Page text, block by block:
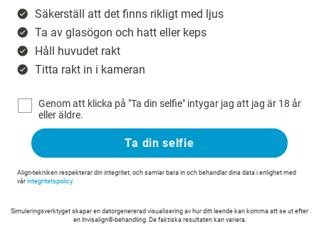
Säkerställ att det finns rikligt med ljus
Ta av glasögon och hatt eller keps
Håll huvudet rakt
Titta rakt in i kameran
Genom att klicka på "Ta din selfie" intygar jag att jag är 18 år
eller äldre.
Ta din selfie
Align-tekniken respekterar din integritet, och samlar bara in och behandlar dina data i enlighet med
vår integritetspolicy
Simuleringsverktyget skapar en datorgenererad visualisering av hur ditt leende kan komma att se ut efter
en Invisalign®-behandling. De faktiska resultaten kan variera.